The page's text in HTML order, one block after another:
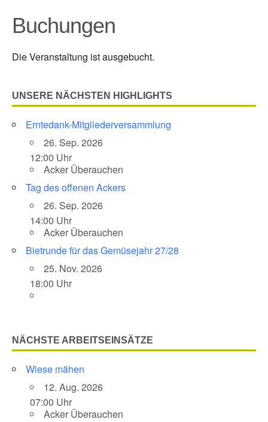
Buchungen
Die Veranstaltung ist ausgebucht.
UNSERE NÄCHSTEN HIGHLIGHTS
Erntedank-Mitgliederversammlung
26. Sep. 2026
12:00 Uhr
Acker Überauchen
Tag des offenen Ackers
26. Sep. 2026
14:00 Uhr
Acker Überauchen
Bietrunde für das Gemüsejahr 27/28
25. Nov. 2026
18:00 Uhr
NÄCHSTE ARBEITSEINSÄTZE
Wiese mähen
12. Aug. 2026
07:00 Uhr
Acker Überauchen